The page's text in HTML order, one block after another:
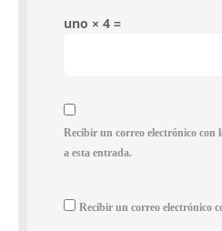
uno × 4 =
Recibir un correo electrónico con
a esta entrada.
Recibir un correo electrónico